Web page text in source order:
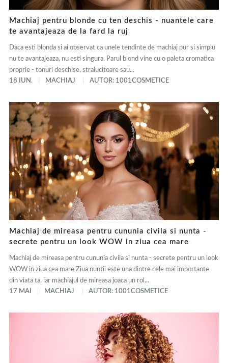
Machiaj pentru blonde cu ten deschis - nuantele care
te avantajeaza de la fard la ruj
Daca esti blonda si ai observat ca unele tendinte de machiaj pur si simplu
nu te avantajeaza, nu esti singura. Parul blond vine cu o paleta cromatica
proprie - tonuri deschise, stralucitoare sau...
18 IUN.
MACHIAJ AUTOR: 1001COSMETICE
Machiaj de mireasa pentru cununia civila si nunta -
secrete pentru un look WOW in ziua cea mare
Machiaj de mireasa pentru cununia civila si nunta - secrete pentru un look
WOW in ziua cea mare Ziua nuntii este una dintre cele mai importante
din viata ta, iar machiajul de mireasa joaca un rol...
17 MAI
MACHIAJ AUTOR: 1001COSMETICE